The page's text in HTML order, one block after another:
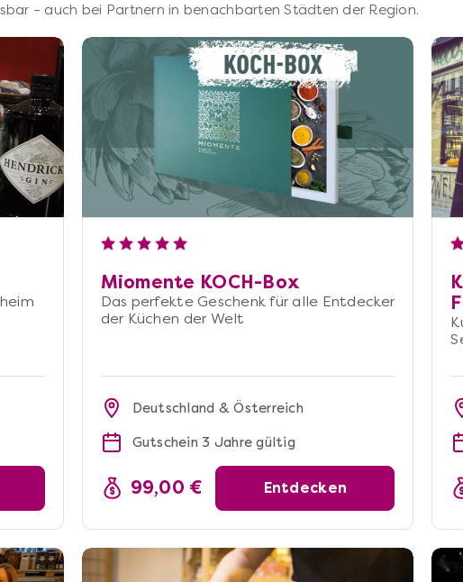
– auch bei Partnern in benachbarten Städten der Region.
Miomente KOCH-Box
Das perfekte Geschenk für alle Entdecker
der Küchen der Welt
Deutschland & Österreich
Gutschein 3 Jahre gültig
99,00 € Entdecken